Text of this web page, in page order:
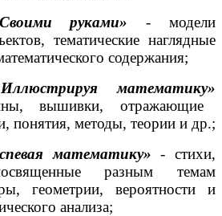
руками» -модели
тематические наглядные
содержания;
математику»
вышивки, отражающие
понятия, методы, теории и др.;
математику» -стихи,
разным темам
геометрии, вероятности и
анализа;